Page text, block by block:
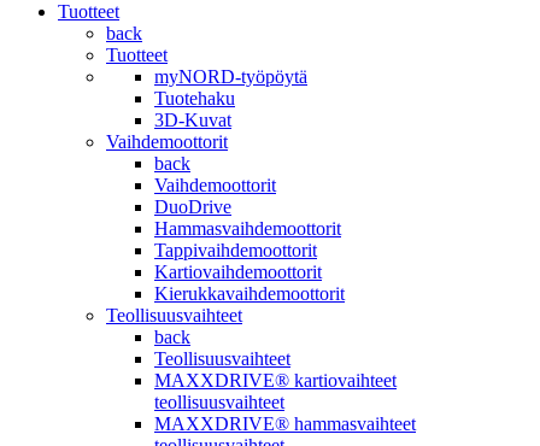
Tuotteet
back
Tuotteet
myNORD-työpöytä
Tuotehaku
3D-Kuvat
Vaihdemoottorit
back
Vaihdemoottorit
DuoDrive
Hammasvaihdemoottorit
Tappivaihdemoottorit
Kartiovaihdemoottorit
Kierukkavaihdemoottorit
Teollisuusvaihteet
back
Teollisuusvaihteet
MAXXDRIVE® kartiovaihteet
teollisuusvaihteet
MAXXDRIVE® hammasvaihteet